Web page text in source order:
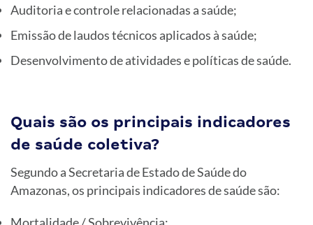
Auditoria e controle relacionadas a saúde;
Emissão de laudos técnicos aplicados à saúde;
Desenvolvimento de atividades e políticas de saúde.
Quais são os principais indicadores
de saúde coletiva?
Segundo a Secretaria de Estado de Saúde do
Amazonas, os principais indicadores de saúde são: